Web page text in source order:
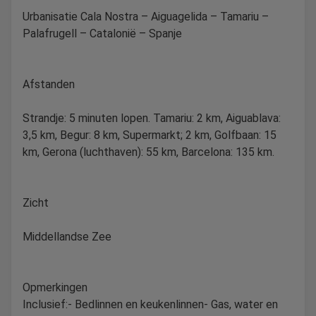
Urbanisatie Cala Nostra – Aiguagelida – Tamariu –
Palafrugell – Catalonië – Spanje
Afstanden
Strandje: 5 minuten lopen. Tamariu: 2 km, Aiguablava:
3,5 km, Begur: 8 km, Supermarkt; 2 km, Golfbaan: 15
km, Gerona (luchthaven): 55 km, Barcelona: 135 km.
Zicht
Middellandse Zee
Opmerkingen
Inclusief:- Bedlinnen en keukenlinnen- Gas, water en